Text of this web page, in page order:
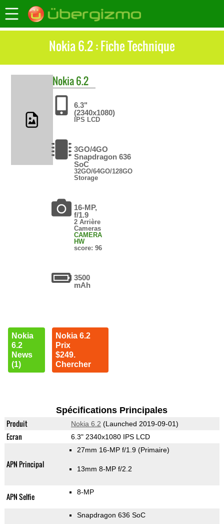
Nokia 6.2 : Fiche Technique
Nokia6.2
6.3"
(2340x1080)
IPS LCD
3GO/4GO
Snapdragon 636
SoC
32GO/64GO/128GO
Storage
16-MP,
f/1.9
2 Arrière
Cameras
CAMERA
HW
score: 96
3500
mAh
Nokia
6.2
News
(1)
Nokia 6.2
Prix
$249.
Chercher
Spécifications Principales
Produit Nokia 6.2 (Launched 2019-09-01)
Ecran 6.3" 2340x1080 IPS LCD
APN Principal
27mm 16-MP f/1.9 (Primaire)
13mm 8-MP f/2.2
APN Selfie 8-MP
Snapdragon 636 SoC